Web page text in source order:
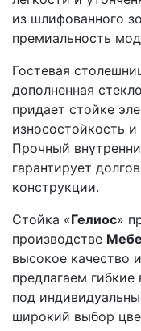
из шлифованного
премиальность
Гостевая
дополненная
придает стойке
износостойкость
Прочный
гарантирует
конструкции.
Стойка «Гелиос»
производстве
высокое качество
предлагаем
под
широкий выбор